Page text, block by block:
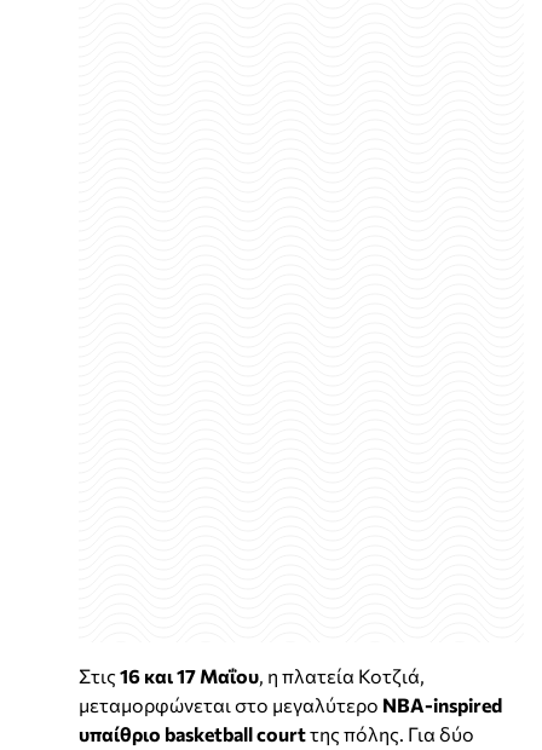
Στις 16 και 17 Μαΐου, η πλατεία Κοτζιά,
μεταμορφώνεται στο μεγαλύτερο NBA-inspired
υπαίθριο basketball courtτης πόλης. Για δύο